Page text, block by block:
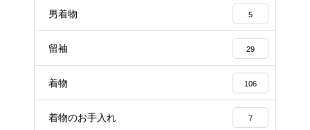
男着物 5
留袖 29
着物 106
着物のお手入れ 7